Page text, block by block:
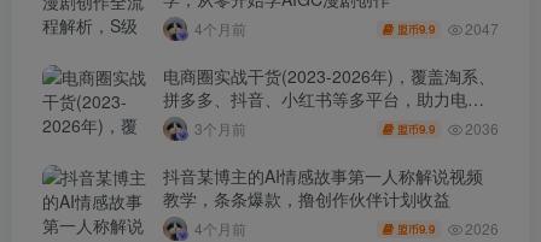
4个月前 盟币9.9 2047
电商圈实战干货(2023-2026年)，覆盖淘系、
拼多多、抖音、小红书等多平台，助力电商
人避开坑、提效率、稳盈利(更新4月)
3个月前 盟币9.9 2036
抖音某博主的AI情感故事第一人称解说视频
教学，条条爆款，撸创作伙伴计划收益
4个月前 盟币9.9 2026